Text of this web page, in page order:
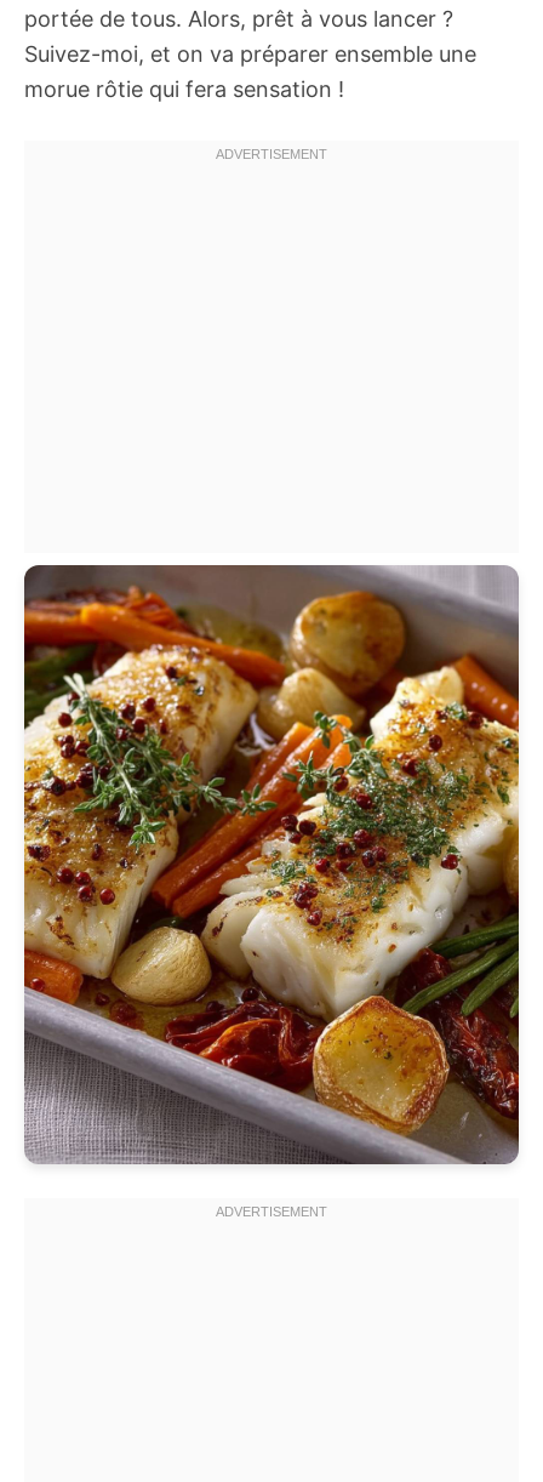
portée de tous. Alors, prêt à vous lancer ?
Suivez-moi, et on va préparer ensemble une
morue rôtie qui fera sensation !